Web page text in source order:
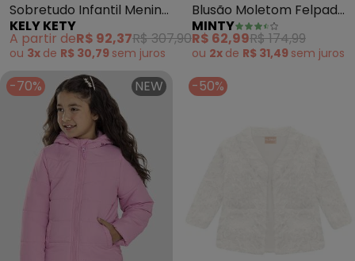
Sobretudo Infantil Menina
em Lã Batida com Bolso
(Cherry)
KELY KETY
A partir deR$ 92,37R$ 307,90
ou 3x de R$ 30,79 sem juros
Blusão Moletom Felpado
com Bordado (Preto)
MINTY
R$ 62,99R$ 174,99
ou 2x de R$ 31,49 sem juros
-70% NEW -50%